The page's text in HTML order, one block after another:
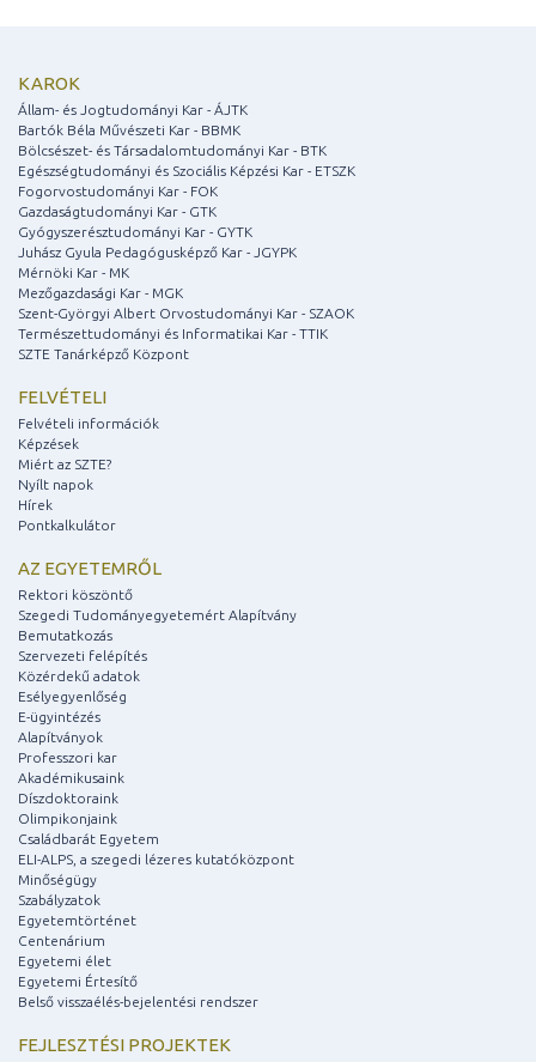
KAROK
Állam- és Jogtudományi Kar - ÁJTK
Bartók Béla Művészeti Kar - BBMK
Bölcsészet- és Társadalomtudományi Kar - BTK
Egészségtudományi és Szociális Képzési Kar - ETSZK
Fogorvostudományi Kar - FOK
Gazdaságtudományi Kar - GTK
Gyógyszerésztudományi Kar - GYTK
Juhász Gyula Pedagógusképző Kar - JGYPK
Mérnöki Kar - MK
Mezőgazdasági Kar - MGK
Szent-Györgyi Albert Orvostudományi Kar - SZAOK
Természettudományi és Informatikai Kar - TTIK
SZTE Tanárképző Központ
FELVÉTELI
Felvételi információk
Képzések
Miért az SZTE?
Nyílt napok
Hírek
Pontkalkulátor
AZ EGYETEMRŐL
Rektori köszöntő
Szegedi Tudományegyetemért Alapítvány
Bemutatkozás
Szervezeti felépítés
Közérdekű adatok
Esélyegyenlőség
E-ügyintézés
Alapítványok
Professzori kar
Akadémikusaink
Díszdoktoraink
Olimpikonjaink
Családbarát Egyetem
ELI-ALPS, a szegedi lézeres kutatóközpont
Minőségügy
Szabályzatok
Egyetemtörténet
Centenárium
Egyetemi élet
Egyetemi Értesítő
Belső visszaélés-bejelentési rendszer
FEJLESZTÉSI PROJEKTEK